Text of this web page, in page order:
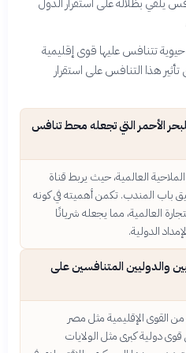
حيوية تتنافس عليها قوى إقليمية
هذا التنافس على استقرار
الأحمر التي تجعله محط تنافس
العالمية، حيث يربط قناة
باب المندب. تكمن أهميته في كونه
العالمية، مما يجعله شريانًا
الدولية.
والدوليين المتنافسين على
القوى الإقليمية مثل مصر
قوى دولية كبرى مثل الولايات